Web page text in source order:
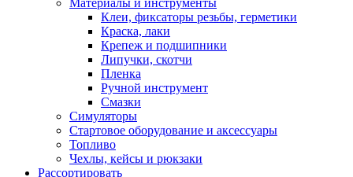
Материалы и инструменты
Клеи, фиксаторы резьбы, герметики
Краска, лаки
Крепеж и подшипники
Липучки, скотчи
Пленка
Ручной инструмент
Смазки
Симуляторы
Стартовое оборудование и аксессуары
Топливо
Чехлы, кейсы и рюкзаки
Рассортировать